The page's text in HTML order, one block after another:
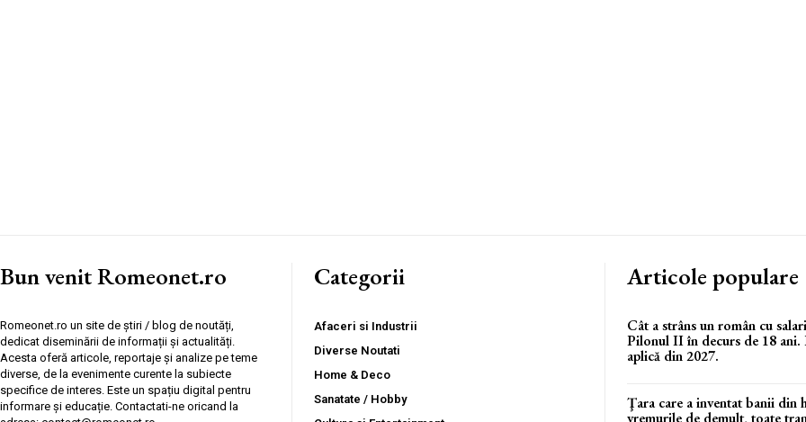
Bun venit Romeonet.ro
Romeonet.ro un site de știri / blog de noutăți,
dedicat diseminării de informații și actualități.
Acesta oferă articole, reportaje și analize pe teme
diverse, de la evenimente curente la subiecte
specifice de interes. Este un spațiu digital pentru
informare și educație. Contactati-ne oricand la
Categorii
Afaceri si Industrii
Diverse Noutati
Home & Deco
Sanatate / Hobby
Articole populare
Cât a strâns un român cu
Pilonul II în decurs de 18 ani.
aplică din 2027.
Ţara care a inventat banii din
vremurile de demult, toate